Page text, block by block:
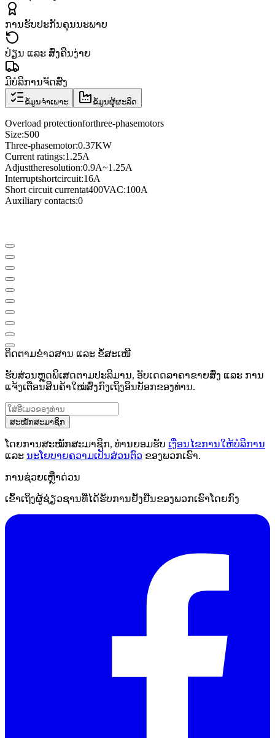
ການຮັບປະກັນຄຸນນະພາບ
ປ່ຽນ ແລະ ສົ່ງຄືນງ່າຍ
ມີບໍລິການຈັດສົ່ງ
ຂໍ້ມູນຈຳເພາະ ຂໍ້ມູນຜູ້ຜະລິດ
Overload protectionforthree-phasemotors
Size:S00
Three-phasemotor:0.37KW
Current ratings:1.25A
Adjusttheresolution:0.9A~1.25A
Interruptshortcircuit:16A
Short circuit currentat400VAC:100A
Auxiliary contacts:0
ຕິດຕາມຂ່າວສານ ແລະ ຂໍ້ສະເໜີ
ຮັບສ່ວນຫຼຸດພິເສດຕາມປະລິມານ, ອັບເດດລາຄາຂາຍສົ່ງ ແລະ ການ
ແຈ້ງເຕືອນສິນຄ້າໃໝ່ສົ່ງກົງເຖິງອິນບັອກຂອງທ່ານ.
ສະໝັກສະມາຊິກ
ໂດຍການສະໝັກສະມາຊິກ, ທ່ານຍອມຮັບ ເງື່ອນໄຂການໃຫ້ບໍລິການ
ແລະ ນະໂຍບາຍຄວາມເປັນສ່ວນຕົວ ຂອງພວກເຮົາ.
ການຊ່ວຍເຫຼືໍາດ່ວນ
ເຂົ້າເຖິງຜູ້ຊ່ຽວຊານທີ່ໄດ້ຮັບການຢັ້ງຢືນຂອງພວກເຮົາໂດຍກົງ